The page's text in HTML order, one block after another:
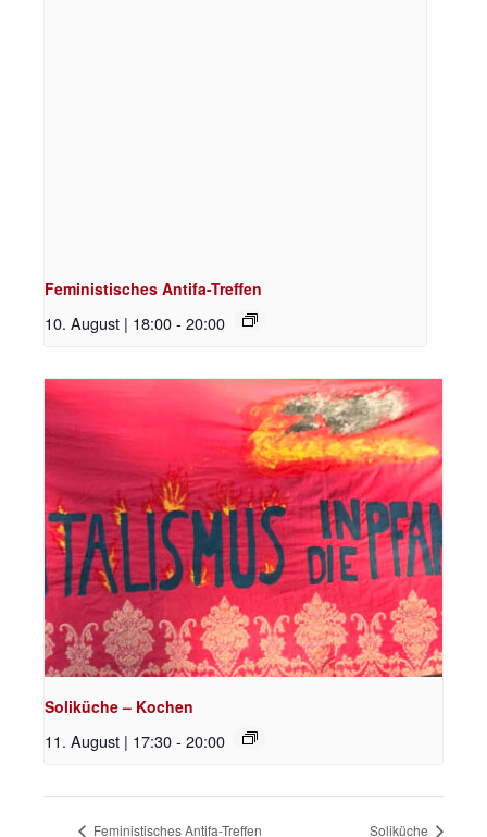
Feministisches Antifa-Treffen
10. August | 18:00- 20:00
Soliküche – Kochen
11. August | 17:30- 20:00
Feministisches Antifa-Treffen Soliküche